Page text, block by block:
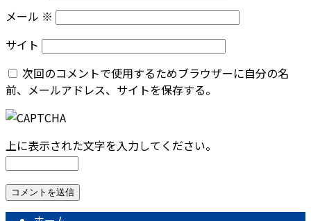
メール ※
サイト
次回のコメントで使用するためブラウザーに自分の名
前、メールアドレス、サイトを保存する。
上に表示された文字を入力してください。